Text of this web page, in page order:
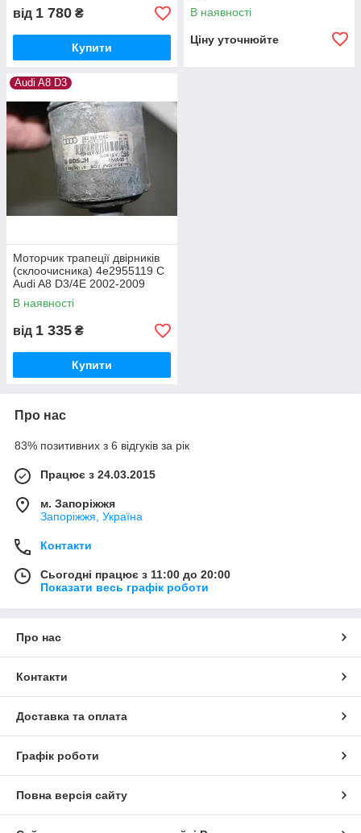
від 1 780 ₴
Купити
В наявності
Ціну уточнюйте
Audi A8 D3
Моторчик трапеції двірників
(склоочисника) 4e2955119 C
Audi A8 D3/4E 2002-2009
В наявності
від 1 335 ₴
Купити
Про нас
83% позитивних з 6 відгуків за рік
Працює з 24.03.2015
м. Запоріжжя
Запоріжжя, Україна
Контакти
Сьогодні працює з 11:00 до 20:00
Показати весь графік роботи
Про нас
Контакти
Доставка та оплата
Графік роботи
Повна версія сайту